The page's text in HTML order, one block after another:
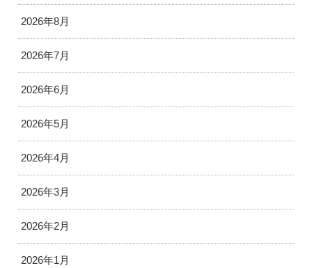
2026年8月
2026年7月
2026年6月
2026年5月
2026年4月
2026年3月
2026年2月
2026年1月